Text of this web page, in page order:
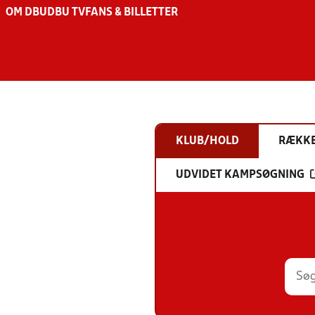
OM DBU DBU TV FANS & BILLETTER
KLUB/HOLD
UDVIDET KAMPSØGNING